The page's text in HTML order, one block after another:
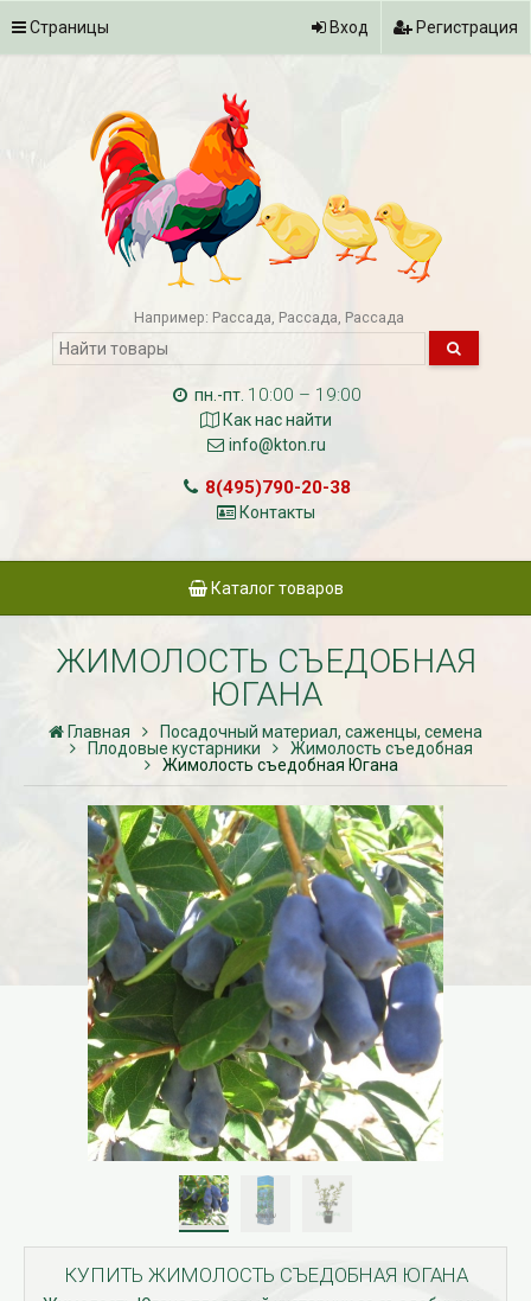
Страницы Вход Регистрация
Например: Рассада Рассада Рассада
пн.-пт. 10:00 – 19:00
Как нас найти
info@kton.ru
8(495)790-20-38
Контакты
Каталог товаров
ЖИМОЛОСТЬ СЪЕДОБНАЯ
ЮГАНА
Главная
Посадочный материал, саженцы, семена
Плодовые кустарники
Жимолость съедобная
Жимолость съедобная Югана
КУПИТЬ ЖИМОЛОСТЬ СЪЕДОБНАЯ ЮГАНА